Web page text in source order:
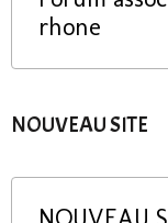
rhone
NOUVEAU SITE